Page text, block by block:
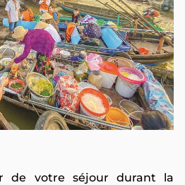
de votre séjour durant la